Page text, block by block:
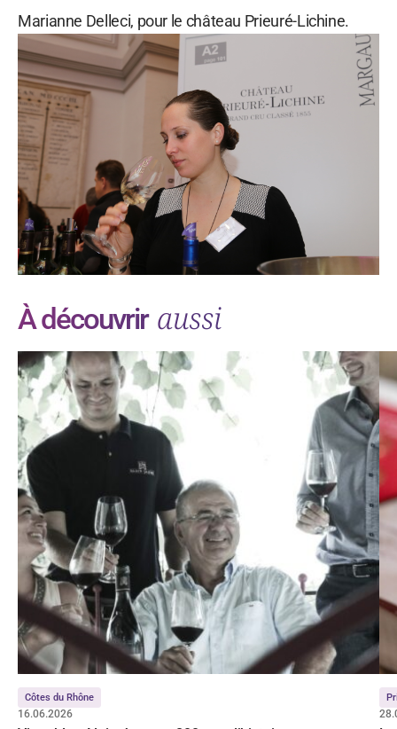
Marianne Delleci, pour le château Prieuré-Lichine.
À découvrir aussi
Côtes du Rhône
16.06.2026